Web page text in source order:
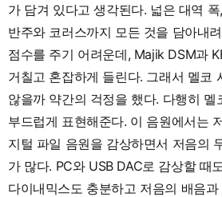
가 담겨 있다고 생각된다. 넓은 대역
반주와 코러스까지 모든 것을 담아내
점수를 주기 어려운데, Majik DSM과
거칠고 혼잡하게 들린다. 그래서 멜코
않을까 약간의 걱정을 했다. 다행히
부드럽게 표현해준다. 이 음원에서는
지털 파일 음원을 감상하면서 저음의
가 많다. PC와 USB DAC로 감상할 때
다이내믹스도 충분하고 저음의 배음